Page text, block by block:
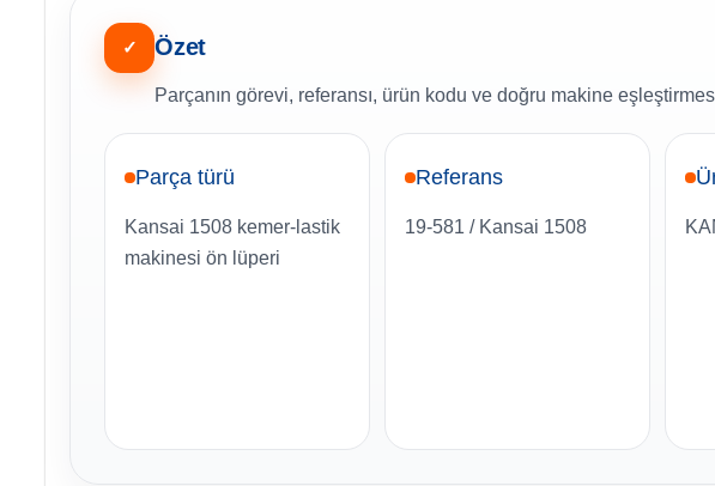
✓ Özet
Parçanın görevi, referansı, ürün kodu ve doğru makine
Parça türü
Kansai 1508 kemer-lastik
makinesi ön lüperi
Referans
19-581 / Kansai 1508